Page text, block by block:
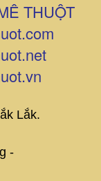
THUỘT
Lắk.
-